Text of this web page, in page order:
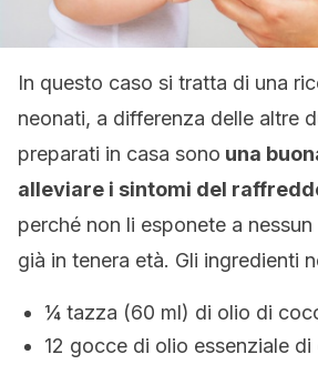
In questo caso si tratta di una
neonati, a differenza delle altre
preparati in casa sono una
alleviare i sintomi del
perché non li esponete a
già in tenera età. Gli ingredienti
¼ tazza (60 ml) di olio di
12 gocce di olio essenziale di